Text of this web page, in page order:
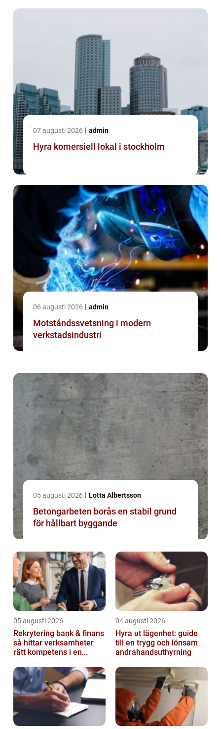
07 augusti 2026 admin
Hyra komersiell lokal i stockholm
06 augusti 2026 admin
Motståndssvetsning i modern
verkstadsindustri
05 augusti 2026 Lotta Albertsson
Betongarbeten borås en stabil grund
för hållbart byggande
05 augusti 2026
Rekrytering bank & finans
så hittar verksamheter
rätt kompetens i en
04 augusti 2026
Hyra ut lägenhet: guide
till en trygg och lönsam
andrahandsuthyrning